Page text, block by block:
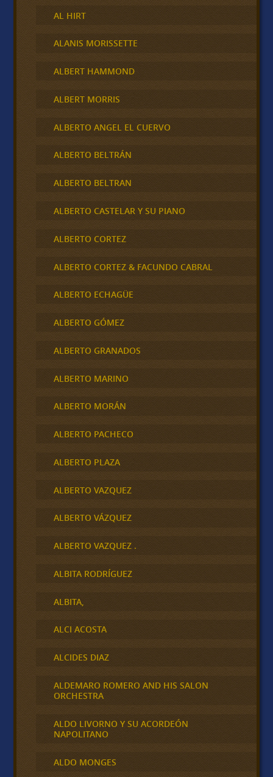
AL HIRT
ALANIS MORISSETTE
ALBERT HAMMOND
ALBERT MORRIS
ALBERTO ANGEL EL CUERVO
ALBERTO BELTRÁN
ALBERTO BELTRAN
ALBERTO CASTELAR Y SU PIANO
ALBERTO CORTEZ
ALBERTO CORTEZ & FACUNDO CABRAL
ALBERTO ECHAGÜE
ALBERTO GÓMEZ
ALBERTO GRANADOS
ALBERTO MARINO
ALBERTO MORÁN
ALBERTO PACHECO
ALBERTO PLAZA
ALBERTO VAZQUEZ
ALBERTO VÁZQUEZ
ALBERTO VAZQUEZ .
ALBITA RODRÍGUEZ
ALBITA,
ALCI ACOSTA
ALCIDES DIAZ
ALDEMARO ROMERO AND HIS SALON
ORCHESTRA
ALDO LIVORNO Y SU ACORDEÓN
NAPOLITANO
ALDO MONGES